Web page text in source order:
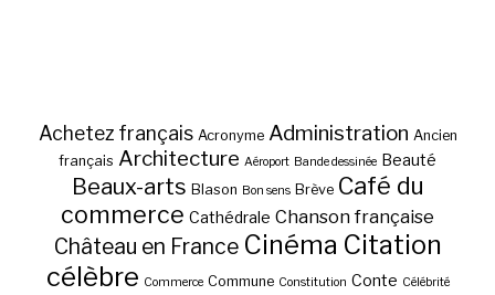
Achetez français Acronyme Administration Ancien
français Architecture Aéroport Bande dessinée Beauté
Beaux-arts Blason Bon sens Brève Café du
commerce Cathédrale Chanson française
Château en France Cinéma Citation
célèbre Commerce Commune Constitution Conte Célébrité